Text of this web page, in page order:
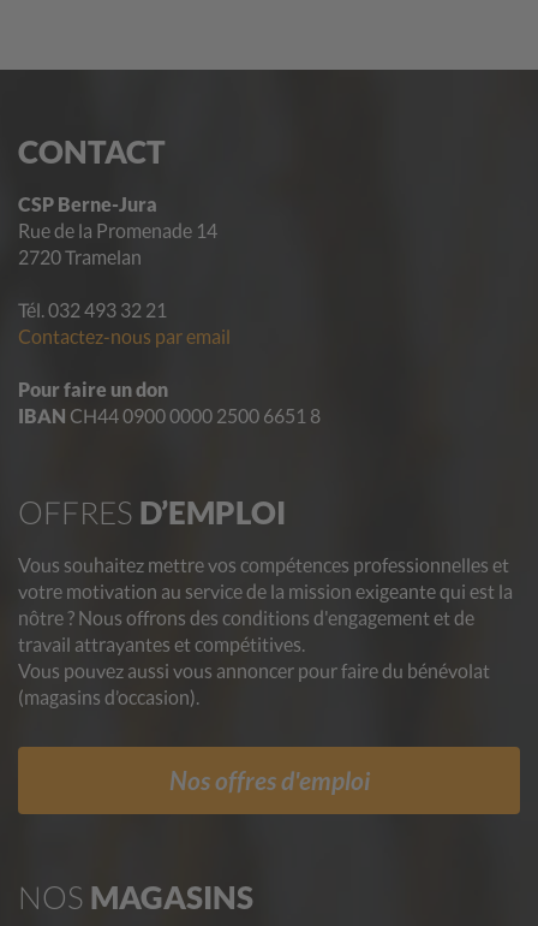
CONTACT
CSP Berne-Jura
Rue de la Promenade 14
2720 Tramelan
Tél. 032 493 32 21
Contactez-nous par email
Pour faire un don
IBAN CH44 0900 0000 2500 6651 8
OFFRES D’EMPLOI
Vous souhaitez mettre vos compétences professionnelles et
votre motivation au service de la mission exigeante qui est la
nôtre ? Nous offrons des conditions d'engagement et de
travail attrayantes et compétitives.
Vous pouvez aussi vous annoncer pour faire du bénévolat
(magasins d’occasion).
Nos offres d'emploi
NOS MAGASINS